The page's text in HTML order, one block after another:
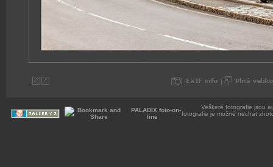
PALADIX foto-on-
line
Veškeré fotografie jsou
fotografie je možné nechat